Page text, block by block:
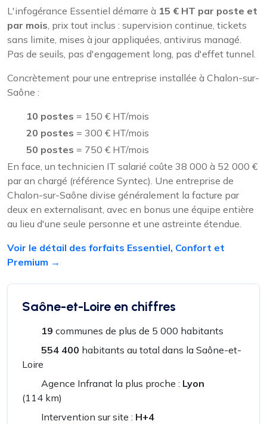
L'infogérance Essentiel démarre à 15 € HT par poste et
par mois , prix tout inclus : supervision continue, tickets
sans limite, mises à jour appliquées, antivirus managé.
Pas de seuils, pas d'engagement long, pas d'effet tunnel.
Concrètement pour une entreprise installée à Chalon-sur-
Saône :
10 postes = 150 € HT/mois
20 postes = 300 € HT/mois
50 postes = 750 € HT/mois
En face, un technicien IT salarié coûte 38 000 à 52 000 €
par an chargé (référence Syntec). Une entreprise de
Chalon-sur-Saône divise généralement la facture par
deux en externalisant, avec en bonus une équipe entière
au lieu d'une seule personne et une astreinte étendue.
Voir le détail des forfaits Essentiel, Confort et
Premium →
Saône-et-Loire en chiffres
19 communes de plus de 5 000 habitants
554 400 habitants au total dans la Saône-et-
Loire
Agence Infranat la plus proche : Lyon
(114 km)
Intervention sur site : H+4